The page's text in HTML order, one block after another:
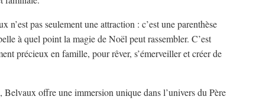
pas seulement une attraction : c’est une parenthèse
à quel point la magie de Noël peut rassembler. C’est
précieux en famille, pour rêver, s’émerveiller et créer de
Belvaux offre une immersion unique dans l’univers du Père